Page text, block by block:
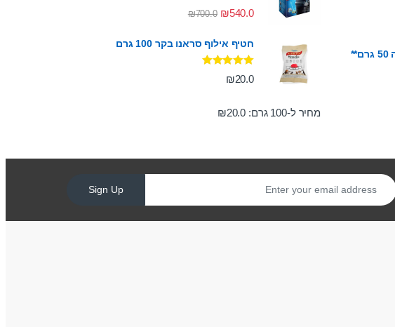
דורג 5.00
מתוך 5 ₪540.0
₪700.0
חטיף אילוף סראנו בקר 100 גרם
דורג5.00
מתוך 5₪20.0
מחיר ל-100 גרם: ₪20.0
Sign Up